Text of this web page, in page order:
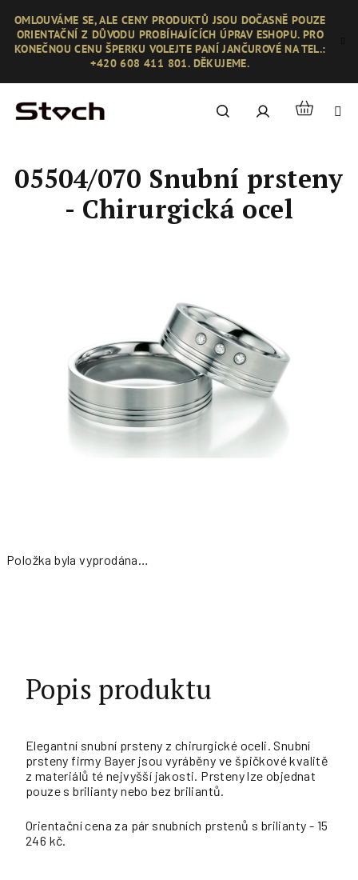
obsah
OMLOUVÁME SE, ALE CENY PRODUKTŮ JSOU DOČASNĚ POUZE
ORIENTAČNÍ Z DŮVODU PROBÍHAJÍCÍCH ÚPRAV ESHOPU. PRO
KONEČNOU CENU ŠPERKU VOLEJTE PANÍ JANČUROVÉ NA TEL.:
+420 608 411 801. DĚKUJEME.
Hledat PřihlášeníNákupní
Položka byla vyprodána…
05504/070 Snubní prsteny
- Chirurgická ocel
Popis produktu
Elegantní snubní prsteny z chirurgické oceli. Snubní
prsteny firmy Bayer jsou vyráběny ve špičkové kvalitě
z materiálů té nejvyšší jakosti. Prsteny lze objednat
pouze s brilianty nebo bez briliantů.
Orientační cena za pár snubních prstenů s brilianty - 15
246 kč.